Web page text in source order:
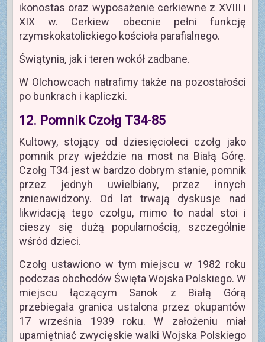
ikonostas oraz wyposażenie cerkiewne z XVIII i
XIX w. Cerkiew obecnie pełni funkcję
rzymskokatolickiego kościoła parafialnego.
Świątynia, jak i teren wokół zadbane.
W Olchowcach natrafimy także na pozostałości
po bunkrach i kapliczki.
12. Pomnik Czołg T34-85
Kultowy, stojący od dziesięcioleci czołg jako
pomnik przy wjeździe na most na Białą Górę.
Czołg T34 jest w bardzo dobrym stanie, pomnik
przez jednyh uwielbiany, przez innych
znienawidzony. Od lat trwają dyskusje nad
likwidacją tego czołgu, mimo to nadal stoi i
cieszy się dużą popularnością, szczególnie
wśród dzieci.
Czołg ustawiono w tym miejscu w 1982 roku
podczas obchodów Święta Wojska Polskiego. W
miejscu łączącym Sanok z Białą Górą
przebiegała granica ustalona przez okupantów
17 września 1939 roku. W założeniu miał
upamiętniać zwycięskie walki Wojska Polskiego